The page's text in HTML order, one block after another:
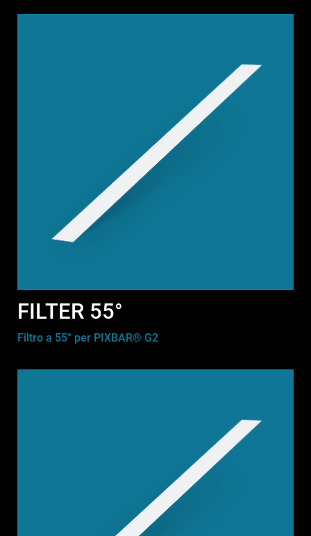
FILTER 55°
Filtro a 55° per PIXBAR® G2